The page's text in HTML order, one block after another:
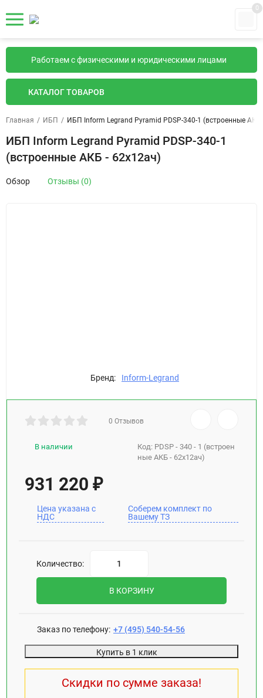
0
Работаем с физическими и юридическими лицами
КАТАЛОГ ТОВАРОВ
Главная / ИБП / ИБП Inform Legrand Pyramid PDSP-340-1 (встроенные АКБ
ИБП Inform Legrand Pyramid PDSP-340-1
(встроенные АКБ - 62х12ач)
Обзор Отзывы (0)
Бренд: Inform-Legrand
0 Отзывов
Код: PDSP - 340 - 1 (встроен
ные АКБ - 62х12ач)
В наличии
931 220 ₽
Цена указана с
НДС
Соберем комплект по
Вашему ТЗ
Количество:
В КОРЗИНУ
Заказ по телефону: +7 (495) 540-54-56
Купить в 1 клик
Скидки по сумме заказа!